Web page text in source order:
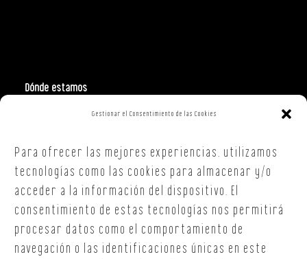
Gestionar el Consentimiento de las Cookies
Para ofrecer las mejores experiencias, utilizamos
tecnologías como las cookies para almacenar y/o
acceder a la información del dispositivo. El
consentimiento de estas tecnologías nos permitirá
procesar datos como el comportamiento de
navegación o las identificaciones únicas en este
Dónde estamos
Polign. Ind. Costa Vella
15707, Santiago de Compostela
A Coruña
T. +34 654 30 90 36